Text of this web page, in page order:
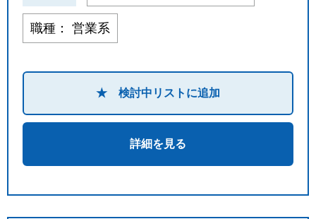
職種： 営業系
★ 検討中リストに追加
詳細を見る